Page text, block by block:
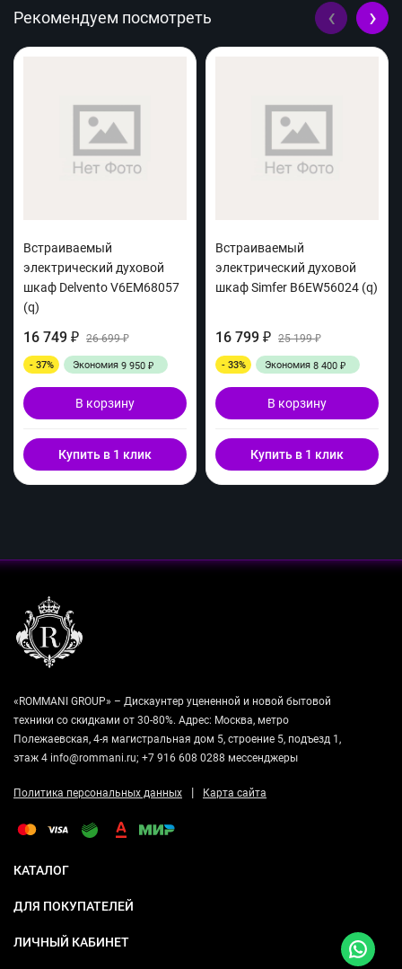
Рекомендуем посмотреть
Встраиваемый
электрический духовой
шкаф Delvento V6EM68057
(q)
16 749 ₽ 26 699₽
- 37% Экономия 9 950 ₽
В корзину
Купить в 1 клик
Встраиваемый
электрический духовой
шкаф Simfer B6EW56024 (q)
16 799 ₽ 25 199₽
- 33% Экономия 8 400 ₽
В корзину
Купить в 1 клик
‹ ›
«ROMMANI GROUP» – Дискаунтер уцененной и новой бытовой
техники со скидками от 30-80%. Адрес: Москва, метро
Полежаевская, 4-я магистральная дом 5, строение 5, подъезд 1,
этаж 4 info@rommani.ru; +7 916 608 0288 мессенджеры
Политика персональных данных | Карта сайта
КАТАЛОГ
ДЛЯ ПОКУПАТЕЛЕЙ
ЛИЧНЫЙ КАБИНЕТ